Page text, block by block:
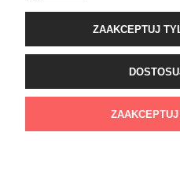
Wyposażenie łazienek Łazienki.eco |
sklep@lazienki.eco | Tel.: 600 012
Stoń | NIP:
ZAAKCEPTUJ